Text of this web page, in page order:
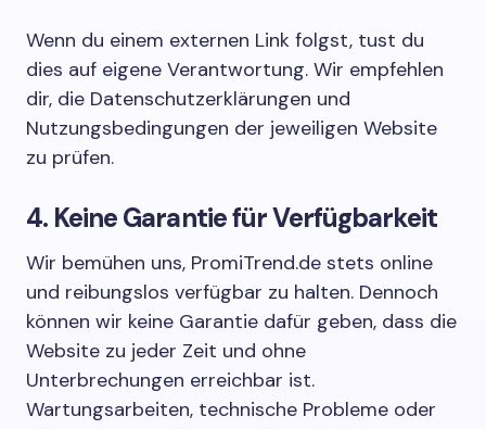
Wenn du einem externen Link folgst, tust du
dies auf eigene Verantwortung. Wir empfehlen
dir, die Datenschutzerklärungen und
Nutzungsbedingungen der jeweiligen Website
zu prüfen.
4. Keine Garantie für Verfügbarkeit
Wir bemühen uns, PromiTrend.de stets online
und reibungslos verfügbar zu halten. Dennoch
können wir keine Garantie dafür geben, dass die
Website zu jeder Zeit und ohne
Unterbrechungen erreichbar ist.
Wartungsarbeiten, technische Probleme oder